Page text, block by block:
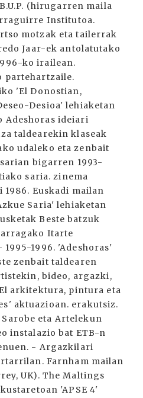
(hirugarren maila
Institutoa.
motzak eta tailerrak
Jaar-ek antolatutako
ko irailean.
partehartzaile.
'El Donostian,
Desioa' lehiaketan
Adeshoras ideiari
taldearekin klaseak
udaleko eta zenbait
bigarren 1993-
saria. zinema
Euskadi mailan
Saria' lehiaketan
Beste batzuk
Itarte
1996. 'Adeshoras'
zenbait taldearen
bideo, argazki,
arkitektura, pintura eta
aktuazioan. erakutsiz.
eta Artelekun
instalazio bat ETB-n
- Argazkilari
Farnham mailan
UK). The Maltings
'APSE 4'